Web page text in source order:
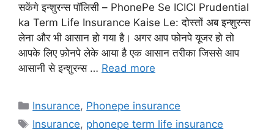
सकेंगे इन्शुरन्स पॉलिसी – PhonePe Se ICICI Prudential
ka Term Life Insurance Kaise Le: दोस्तों अब इन्शुरन्स
लेना और भी आसान हो गया है। अगर आप फोनपे यूजर हो तो
आपके लिए फ़ोनपे लेके आया है एक आसान तरीका जिससे आप
आसानी से इन्शुरन्स … Read more
Categories
Insurance, Phonepe insurance
Tags
Insurance, phonepe term life insurance